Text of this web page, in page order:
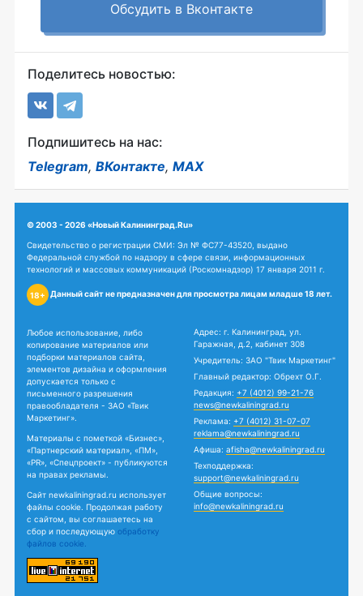
Обсудить в Вконтакте
Поделитесь новостью:
Подпишитесь на нас:
Telegram, ВКонтакте, MAX
© 2003 - 2026 «Новый Калининград.Ru»
Свидетельство о регистрации СМИ: Эл № ФС77-43520, выдано
Федеральной службой по надзору в сфере связи, информационных
технологий и массовых коммуникаций (Роскомнадзор) 17 января 2011 г.
18+ Данный сайт не предназначен для просмотра лицам младше 18 лет.
Любое использование, либо
копирование материалов или
подборки материалов сайта,
элементов дизайна и оформления
допускается только с
письменного разрешения
правообладателя - ЗАО «Твик
Маркетинг».
Материалы с пометкой «Бизнес»,
«Партнерский материал», «ПМ»,
«PR», «Спецпроект» - публикуются
на правах рекламы.
Сайт newkaliningrad.ru использует
файлы cookie. Продолжая работу
с сайтом, вы соглашаетесь на
сбор и последующую обработку
файлов cookie.
Адрес: г. Калининград, ул.
Гаражная, д.2, кабинет 308
Учредитель: ЗАО "Твик Маркетинг"
Главный редактор: Обрехт О.Г.
Редакция: +7 (4012) 99-21-76
news@newkaliningrad.ru
Реклама: +7 (4012) 31-07-07
reklama@newkaliningrad.ru
Афиша: afisha@newkaliningrad.ru
Техподдержка:
support@newkaliningrad.ru
Общие вопросы:
info@newkaliningrad.ru